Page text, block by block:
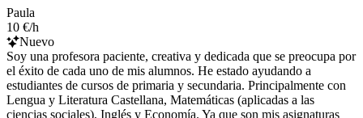
Paula
10 €/h
Nuevo
Soy una profesora paciente, creativa y dedicada que se preocupa por
el éxito de cada uno de mis alumnos. He estado ayudando a
estudiantes de cursos de primaria y secundaria. Principalmente con
Lengua y Literatura Castellana, Matemáticas (aplicadas a las
ciencias sociales), Inglés y Economía. Ya que son mis asignaturas